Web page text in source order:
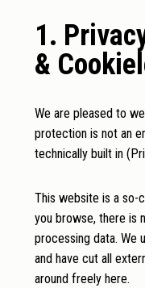
1.
&
We are pleased to
protection is not an
technically built in
This website is a so-
you browse, there is
processing data. We
and have cut all
around freely here.